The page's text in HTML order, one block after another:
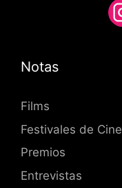
Notas
Films
Festivales de Cine
Premios
Entrevistas